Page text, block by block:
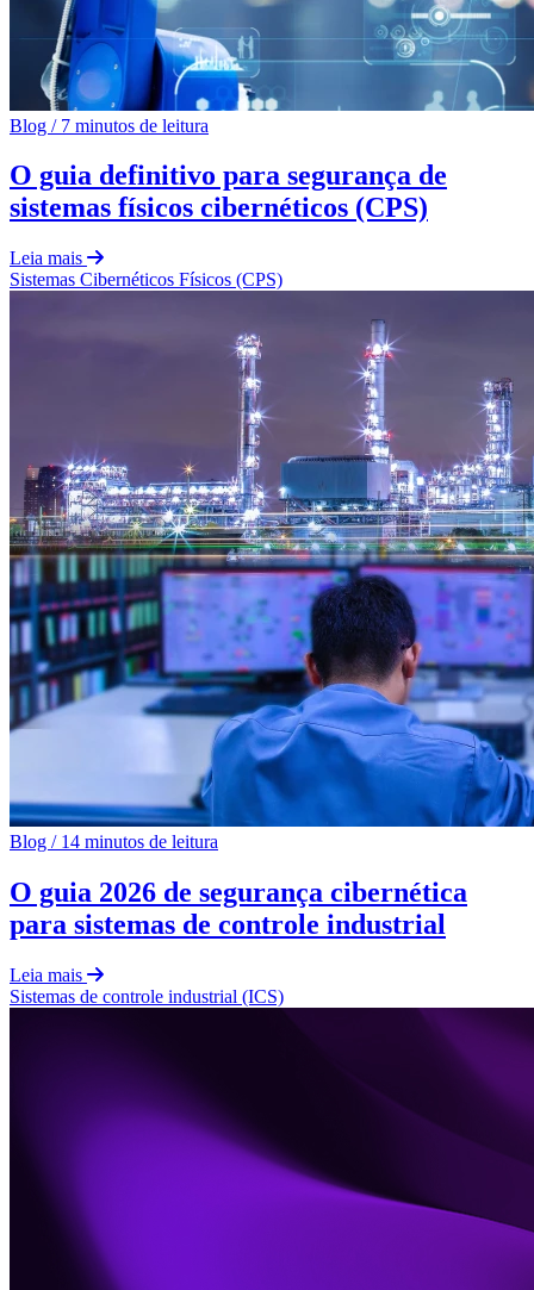
Blog /7 minutos de leitura
O guia definitivo para segurança de
sistemas físicos cibernéticos (CPS)
Leia mais
Sistemas Cibernéticos Físicos (CPS)
Blog /14 minutos de leitura
O guia 2026 de segurança cibernética
para sistemas de controle industrial
Leia mais
Sistemas de controle industrial (ICS)